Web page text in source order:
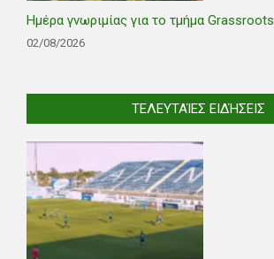
Ημέρα γνωριμίας για το τμήμα Grassroots
02/08/2026
ΤΕΛΕΥΤΑΊΕΣ ΕΙΔΉΣΕΙΣ